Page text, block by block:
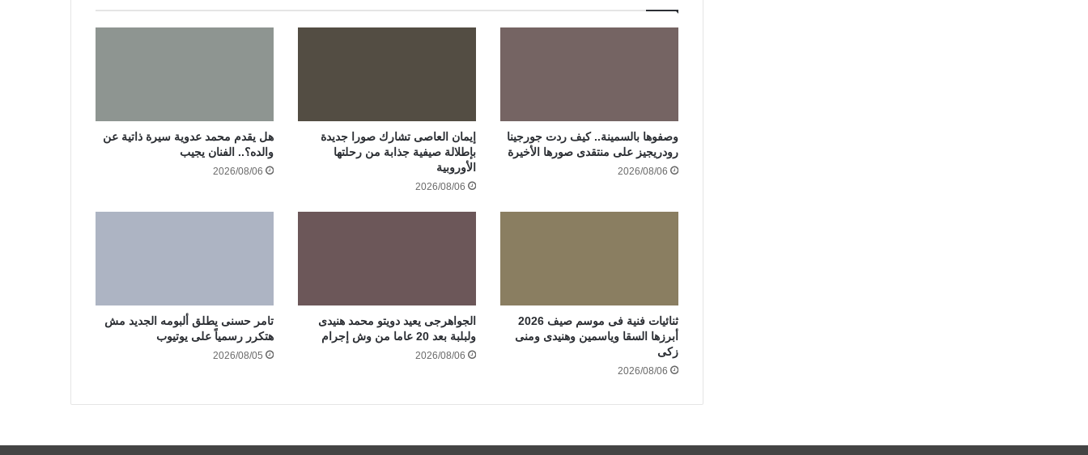
وصفوها بالسمينة.. كيف ردت جورجينا
رودريجيز على منتقدى صورها الأخيرة
2026/08/06
إيمان العاصى تشارك صورا جديدة
بإطلالة صيفية جذابة من رحلتها
الأوروبية
2026/08/06
هل يقدم محمد عدوية سيرة ذاتية عن
والده؟.. الفنان يجيب
2026/08/06
ثنائيات فنية فى موسم صيف 2026
أبرزها السقا وياسمين وهنيدى ومنى
زكى
2026/08/06
الجواهرجى يعيد دويتو محمد هنيدى
ولبلبة بعد 20 عاما من وش إجرام
2026/08/06
تامر حسنى يطلق ألبومه الجديد مش
هتكرر رسمياً على يوتيوب
2026/08/05